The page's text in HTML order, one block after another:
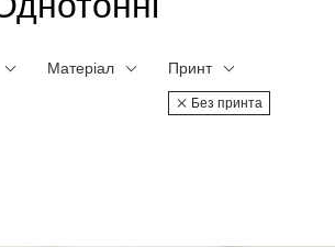
Матеріал Принт
Без принта